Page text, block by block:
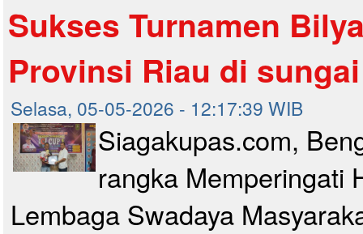
Sukses Turnamen
Provinsi Riau di
Selasa, 05-05-2026 - 12:17:39 WIB
Siagakupas.com,
rangka Memperingati
Lembaga Swadaya